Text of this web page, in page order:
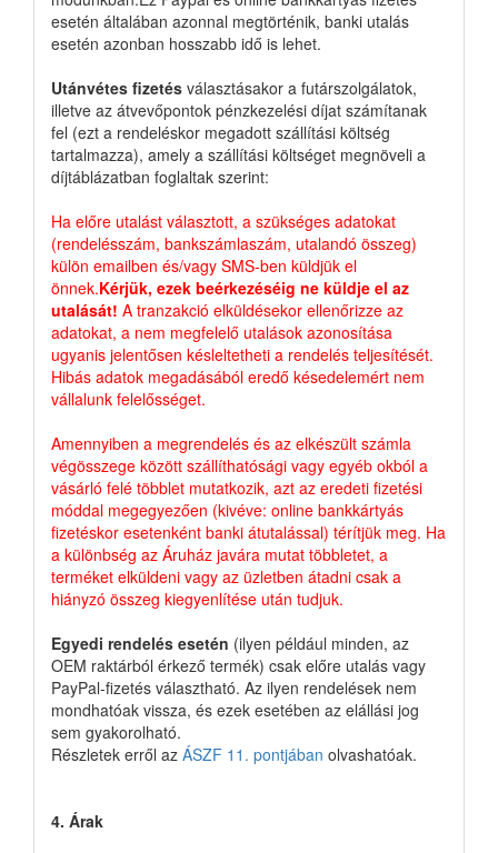
esetén általában azonnal megtörténik, banki utalás
esetén azonban hosszabb idő is lehet.
Utánvétes fizetés választásakor a futárszolgálatok,
illetve az átvevőpontok pénzkezelési díjat számítanak
fel (ezt a rendeléskor megadott szállítási költség
tartalmazza), amely a szállítási költséget megnöveli a
díjtáblázatban foglaltak szerint:
Ha előre utalást választott, a szükséges adatokat
(rendelésszám, bankszámlaszám, utalandó összeg)
külön emailben és/vagy SMS-ben küldjük el
önnek.Kérjük, ezek beérkezéséig ne küldje el az
utalását! A tranzakció elküldésekor ellenőrizze az
adatokat, a nem megfelelő utalások azonosítása
ugyanis jelentősen késleltetheti a rendelés teljesítését.
Hibás adatok megadásából eredő késedelemért nem
vállalunk felelősséget.
Amennyiben a megrendelés és az elkészült számla
végösszege között szállíthatósági vagy egyéb okból a
vásárló felé többlet mutatkozik, azt az eredeti fizetési
móddal megegyezően (kivéve: online bankkártyás
fizetéskor esetenként banki átutalással) térítjük meg. Ha
a különbség az Áruház javára mutat többletet, a
terméket elküldeni vagy az üzletben átadni csak a
hiányzó összeg kiegyenlítése után tudjuk.
Egyedi rendelés esetén (ilyen például minden, az
OEM raktárból érkező termék) csak előre utalás vagy
PayPal-fizetés választható. Az ilyen rendelések nem
mondhatóak vissza, és ezek esetében az elállási jog
sem gyakorolható.
Részletek erről az ÁSZF 11. pontjában olvashatóak.
4. Árak